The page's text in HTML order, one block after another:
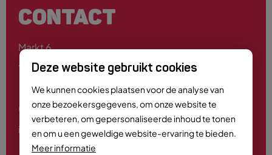
Deze website gebruikt cookies
We kunnen cookies plaatsen voor de analyse van
onze bezoekersgegevens, om onze website te
verbeteren, om gepersonaliseerde inhoud te tonen
en om u een geweldige website-ervaring te bieden.
Meer informatie
CONTACT
Markt 6
4701 PE Roosendaal
0165 - 55 44 00
info@roosendaalcitymarketing.nl